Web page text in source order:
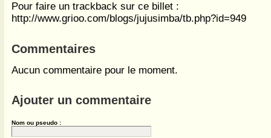
Pour faire un trackback sur ce billet :
http://www.grioo.com/blogs/jujusimba/tb.php?id=949
Commentaires
Aucun commentaire pour le moment.
Ajouter un commentaire
Nom ou pseudo :